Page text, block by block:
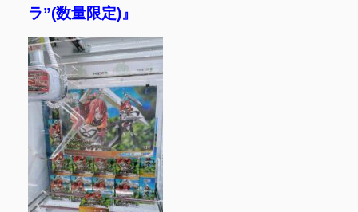
ラ”(数量限定)』